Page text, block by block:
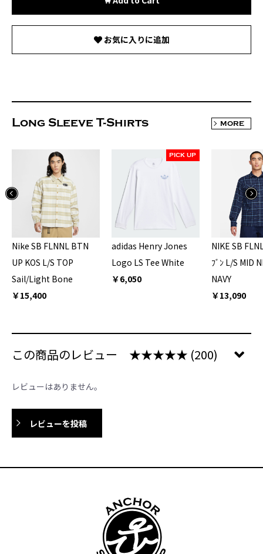
お気に入りに追加
Long Sleeve T-Shirts MORE
Nike SB FLNNL BTN
UP KOS L/S TOP
Sail/Light Bone
￥15,400
PICK UP
adidas Henry Jones
Logo LS Tee White
￥6,050
NIKE SB
ﾌﾞﾝ L/S MID
NAVY
￥13,090
この商品のレビュー ★★★★★ (200)
レビューはありません。
レビューを投稿